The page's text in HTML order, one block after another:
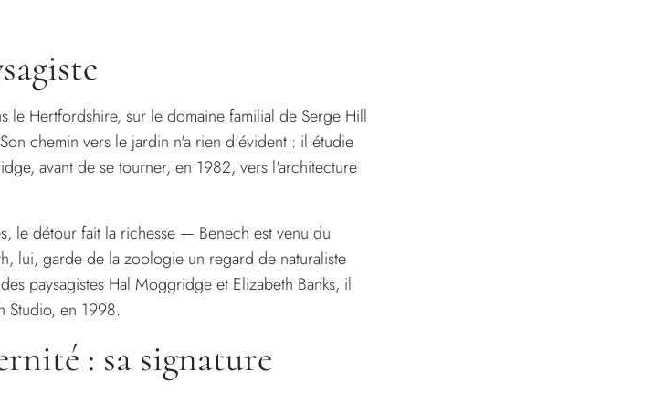
le Hertfordshire, sur le domaine familial de Serge Hill
chemin vers le jardin n'a rien d'évident : il étudie
avant de se tourner, en 1982, vers l'architecture
le détour fait la richesse — Benech est venu du
lui, garde de la zoologie un regard de naturaliste
paysagistes Hal Moggridge et Elizabeth Banks, il
Studio, en 1998.
: sa signature